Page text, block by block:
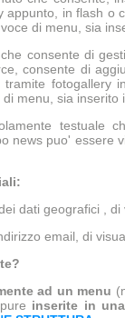
in flash o
di menu, sia
consente di
consente di
menu, sia
testuale
news puo' essere
dati geografici , di
email, di
ad un menu
inserite in